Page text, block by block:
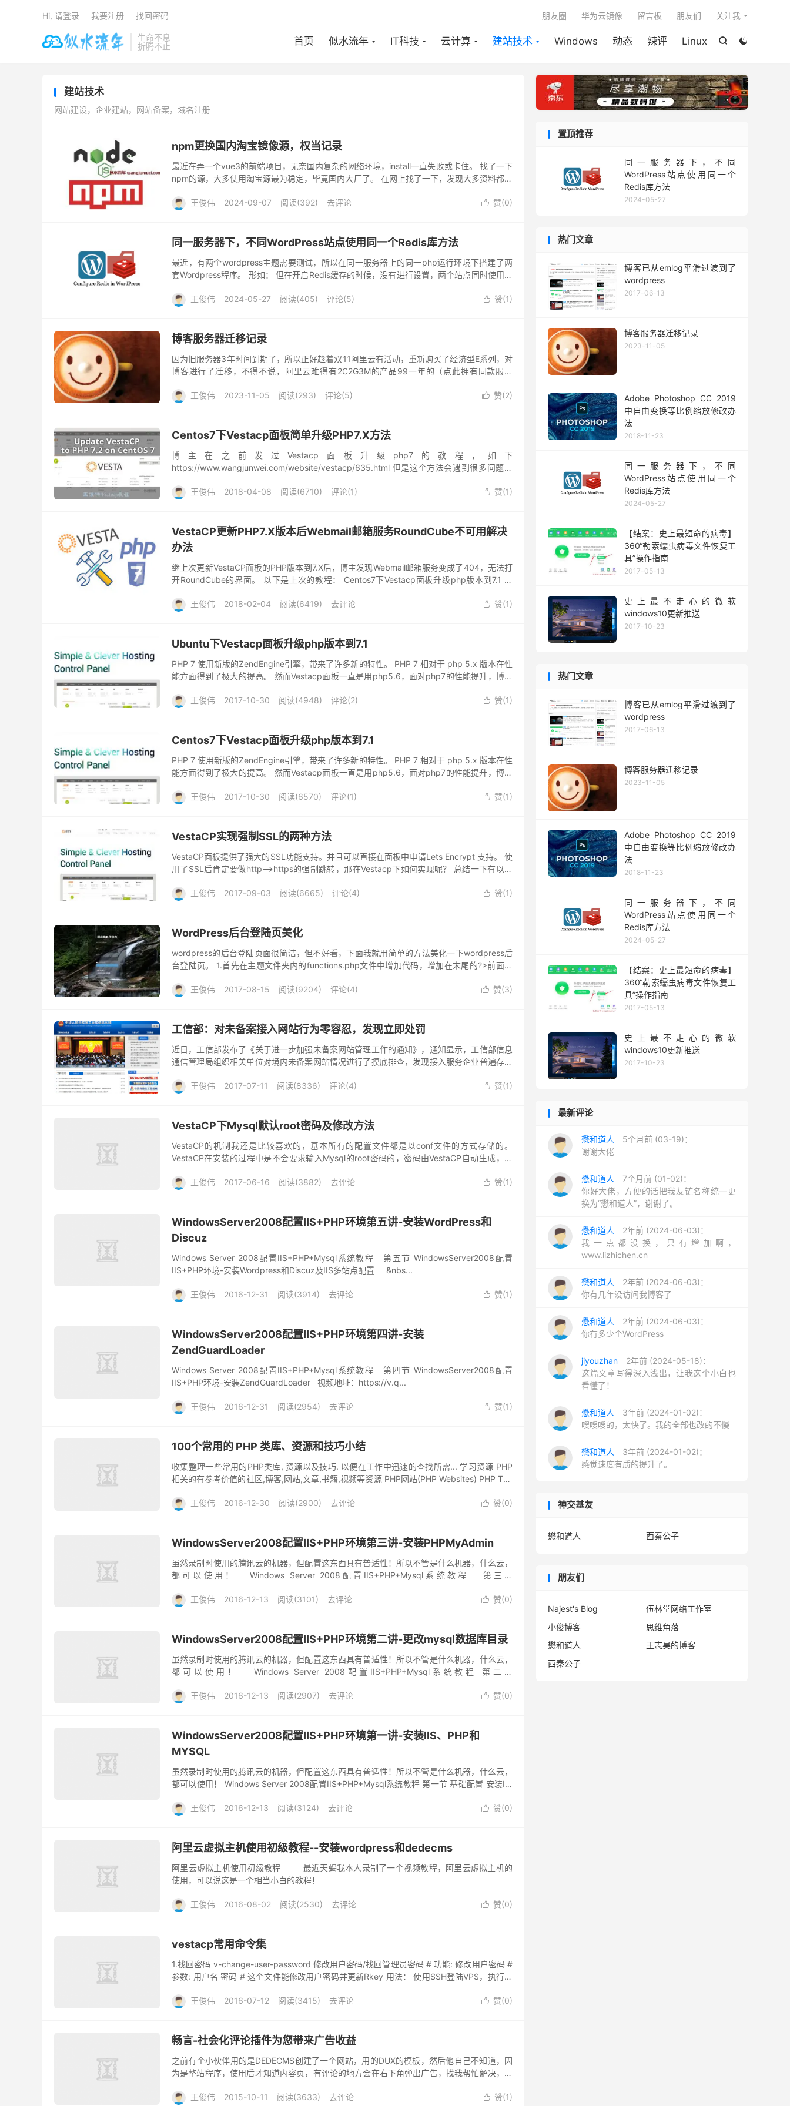
生命不息
折腾不止


首页 似水流年 IT科技 云计算 建站技术 Windows 动态 辣评 Linux
朋友圈 华为云镜像 留言板 朋友们 关注我
Hi, 请登录 我要注册 找回密码
建站技术
网站建设，企业建站，网站备案，域名注册
npm更换国内淘宝镜像源，权当记录
最近在弄一个vue3的前端项目，无奈国内复杂的网络环境，install一直失败或卡住。 找了一下
npm的源，大多使用淘宝源最为稳定，毕竟国内大厂了。 在网上找了一下，发现大多资料都是
 赞(0)
王俊伟 2024-09-07 阅读(392) 去评论
同一服务器下，不同WordPress站点使用同一个Redis库方法
最近，有两个wordpress主题需要测试，所以在同一服务器上的同一php运行环境下搭建了两
套Wordpress程序。 形如： 但在开启Redis缓存的时候，没有进行设置，两个站点同时使用了
 赞(1)
王俊伟 2024-05-27 阅读(405) 评论(5)
博客服务器迁移记录
因为旧服务器3年时间到期了，所以正好趁着双11阿里云有活动，重新购买了经济型E系列，对
博客进行了迁移，不得不说，阿里云难得有2C2G3M的产品99一年的（点此拥有同款服务
 赞(2)
王俊伟 2023-11-05 阅读(293) 评论(5)
Centos7下Vestacp面板简单升级PHP7.X方法
博主在之前发过Vestacp面板升级php7的教程，如下
https://www.wangjunwei.com/website/vestacp/635.html 但是这个方法会遇到很多问题，
 赞(1)
王俊伟 2018-04-08 阅读(6710) 评论(1)
VestaCP更新PHP7.X版本后Webmail邮箱服务RoundCube不可用解决
办法
继上次更新VestaCP面板的PHP版本到7.X后，博主发现Webmail邮箱服务变成了404，无法打
开RoundCube的界面。 以下是上次的教程： Centos7下Vestacp面板升级php版本到7.1 现
 赞(1)
王俊伟 2018-02-04 阅读(6419) 去评论
Ubuntu下Vestacp面板升级php版本到7.1
PHP 7 使用新版的ZendEngine引擎，带来了许多新的特性。 PHP 7 相对于 php 5.x 版本在性
能方面得到了极大的提高。 然而Vestacp面板一直是用php5.6，面对php7的性能提升，博主
 赞(1)
王俊伟 2017-10-30 阅读(4948) 评论(2)
Centos7下Vestacp面板升级php版本到7.1
PHP 7 使用新版的ZendEngine引擎，带来了许多新的特性。 PHP 7 相对于 php 5.x 版本在性
能方面得到了极大的提高。 然而Vestacp面板一直是用php5.6，面对php7的性能提升，博主
 赞(1)
王俊伟 2017-10-30 阅读(6570) 评论(1)
VestaCP实现强制SSL的两种方法
VestaCP面板提供了强大的SSL功能支持。并且可以直接在面板中申请Lets Encrypt 支持。 使
用了SSL后肯定要做http-->https的强制跳转，那在Vestacp下如何实现呢？ 总结一下有以下
 赞(1)
王俊伟 2017-09-03 阅读(6665) 评论(4)
WordPress后台登陆页美化
wordpress的后台登陆页面很简洁，但不好看，下面我就用简单的方法美化一下wordpress后
台登陆页。 1.首先在主题文件夹内的functions.php文件中增加代码，增加在末尾的?>前面，
 赞(3)
王俊伟 2017-08-15 阅读(9204) 评论(4)
工信部：对未备案接入网站行为零容忍，发现立即处罚
近日，工信部发布了《关于进一步加强未备案网站管理工作的通知》，通知显示，工信部信息
通信管理局组织相关单位对境内未备案网站情况进行了摸底排查，发现接入服务企业普遍存在
 赞(1)
王俊伟 2017-07-11 阅读(8336) 评论(4)
VestaCP下Mysql默认root密码及修改方法
VestaCP的机制我还是比较喜欢的，基本所有的配置文件都是以conf文件的方式存储的。
VestaCP在安装的过程中是不会要求输入Mysql的root密码的，密码由VestaCP自动生成，那
 赞(1)
王俊伟 2017-06-16 阅读(3882) 去评论
WindowsServer2008配置IIS+PHP环境第五讲-安装WordPress和
Discuz
Windows Server 2008配置IIS+PHP+Mysql系统教程 第五节 WindowsServer2008配置
IIS+PHP环境-安装Wordpress和Discuz及IIS多站点配置 &nbs...
 赞(1)
王俊伟 2016-12-31 阅读(3914) 去评论
WindowsServer2008配置IIS+PHP环境第四讲-安装
ZendGuardLoader
Windows Server 2008配置IIS+PHP+Mysql系统教程 第四节 WindowsServer2008配置
IIS+PHP环境-安装ZendGuardLoader 视频地址：https://v.q...
 赞(1)
王俊伟 2016-12-31 阅读(2954) 去评论
100个常用的 PHP 类库、资源和技巧小结
收集整理一些常用的PHP类库, 资源以及技巧. 以便在工作中迅速的查找所需... 学习资源 PHP
相关的有参考价值的社区,博客,网站,文章,书籍,视频等资源 PHP网站(PHP Websites) PHP The
 赞(0)
王俊伟 2016-12-30 阅读(2900) 去评论
WindowsServer2008配置IIS+PHP环境第三讲-安装PHPMyAdmin
虽然录制时使用的腾讯云的机器，但配置这东西具有普适性！所以不管是什么机器，什么云，
都可以使用！ Windows Server 2008配置IIS+PHP+Mysql系统教程 第三节
 赞(0)
王俊伟 2016-12-13 阅读(3101) 去评论
WindowsServer2008配置IIS+PHP环境第二讲-更改mysql数据库目录
虽然录制时使用的腾讯云的机器，但配置这东西具有普适性！所以不管是什么机器，什么云，
都可以使用！ Windows Server 2008配置IIS+PHP+Mysql系统教程 第二节
 赞(0)
王俊伟 2016-12-13 阅读(2907) 去评论
WindowsServer2008配置IIS+PHP环境第一讲-安装IIS、PHP和
MYSQL
虽然录制时使用的腾讯云的机器，但配置这东西具有普适性！所以不管是什么机器，什么云，
都可以使用！ Windows Server 2008配置IIS+PHP+Mysql系统教程 第一节 基础配置 安装IIS
 赞(0)
王俊伟 2016-12-13 阅读(3124) 去评论
阿里云虚拟主机使用初级教程--安装wordpress和dedecms
阿里云虚拟主机使用初级教程 最近天蝎我本人录制了一个视频教程，阿里云虚拟主机的
使用，可以说这是一个相当小白的教程！
 赞(0)
王俊伟 2016-08-02 阅读(2530) 去评论
vestacp常用命令集
1.找回密码 v-change-user-password 修改用户密码/找回管理员密码 # 功能: 修改用户密码 #
参数: 用户名 密码 # 这个文件能修改用户密码并更新Rkey 用法： 使用SSH登陆VPS，执行如
 赞(0)
王俊伟 2016-07-12 阅读(3415) 去评论
畅言-社会化评论插件为您带来广告收益
之前有个小伙伴用的是DEDECMS创建了一个网站，用的DUX的模板，然后他自己不知道，因
为是整站程序，使用后才知道内容页，有评论的地方会在右下角弹出广告，找我帮忙解决，我
 赞(1)
王俊伟 2015-10-11 阅读(3633) 去评论
置顶推荐
同一服务器下，不同
WordPress站点使用同一个
Redis库方法
2024-05-27
热门文章
博客已从emlog平滑过渡到了
wordpress
2017-06-13
博客服务器迁移记录
2023-11-05
Adobe Photoshop CC 2019
中自由变换等比例缩放修改办
法
2018-11-23
同一服务器下，不同
WordPress站点使用同一个
Redis库方法
2024-05-27
【结案：史上最短命的病毒】
360“勒索蠕虫病毒文件恢复工
具”操作指南
2017-05-13
史上最不走心的微软
windows10更新推送
2017-10-23
热门文章
博客已从emlog平滑过渡到了
wordpress
2017-06-13
博客服务器迁移记录
2023-11-05
Adobe Photoshop CC 2019
中自由变换等比例缩放修改办
法
2018-11-23
同一服务器下，不同
WordPress站点使用同一个
Redis库方法
2024-05-27
【结案：史上最短命的病毒】
360“勒索蠕虫病毒文件恢复工
具”操作指南
2017-05-13
史上最不走心的微软
windows10更新推送
2017-10-23
最新评论
懋和道人
5个月前 (03-19)：
谢谢大佬
懋和道人
7个月前 (01-02)：
你好大佬，方便的话把我友链名称统一更
换为“懋和道人”，谢谢了。
懋和道人
2年前 (2024-06-03)：
我一点都没换，只有增加啊，
www.lizhichen.cn
懋和道人
2年前 (2024-06-03)：
你有几年没访问我博客了
懋和道人
2年前 (2024-06-03)：
你有多少个WordPress
jiyouzhan
2年前 (2024-05-18)：
这篇文章写得深入浅出，让我这个小白也
看懂了！
懋和道人
3年前 (2024-01-02)：
嗖嗖嗖的，太快了。我的全部也改的不慢
懋和道人
3年前 (2024-01-02)：
感觉速度有质的提升了。
神交基友
懋和道人 西秦公子
朋友们
Najest's Blog
伍林堂网络工作室
小俊博客
思维角落
懋和道人
王志昊的博客
西秦公子